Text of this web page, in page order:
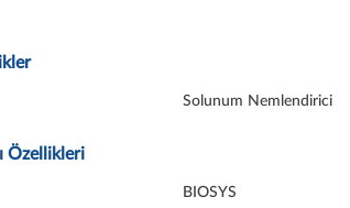
Solunum Nemlendirici
Özellikleri
BIOSYS